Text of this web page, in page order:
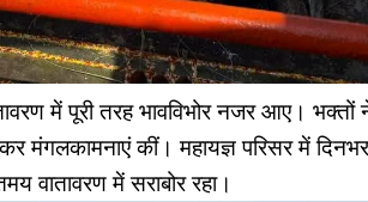
में पूरी तरह भावविभोर नजर आए। भक्तों
मंगलकामनाएं कीं। महायज्ञ परिसर में दिनभर
वातावरण में सराबोर रहा।